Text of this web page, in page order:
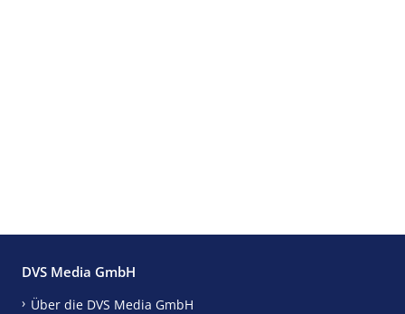
DVS Media GmbH
Über die DVS Media GmbH